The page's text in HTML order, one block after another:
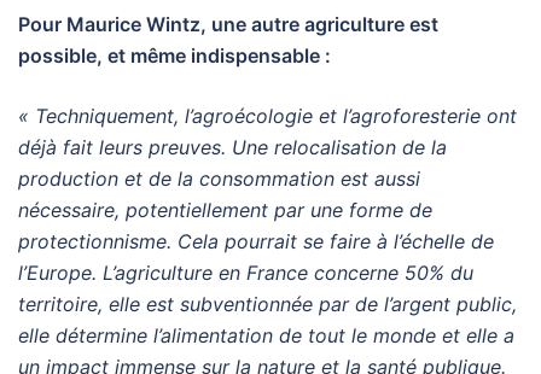
Pour Maurice Wintz, une autre agriculture est
possible, et même indispensable :
« Techniquement, l’agroécologie et l’agroforesterie ont
déjà fait leurs preuves. Une relocalisation de la
production et de la consommation est aussi
nécessaire, potentiellement par une forme de
protectionnisme. Cela pourrait se faire à l’échelle de
l’Europe. L’agriculture en France concerne 50% du
territoire, elle est subventionnée par de l’argent public,
elle détermine l’alimentation de tout le monde et elle a
un impact immense sur la nature et la santé publique.